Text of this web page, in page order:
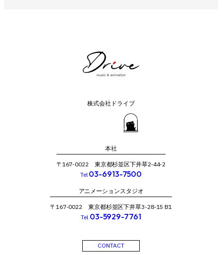
株式会社ドライブ
本社
〒167-0022 東京都杉並区下井草2‐44-2
Tel 03-6913-7500
アニメーションスタジオ
〒167-0022 東京都杉並区下井草3-28-15 B1
Tel 03-5929-7761
CONTACT